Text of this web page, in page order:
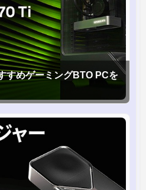
すめゲーミングBTO PCを